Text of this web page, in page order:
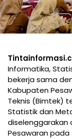
Informatika,
bekerja sama
Kabupaten
Teknis (Bimtek)
Statistik dan
diselenggarakan
Pesawaran pada